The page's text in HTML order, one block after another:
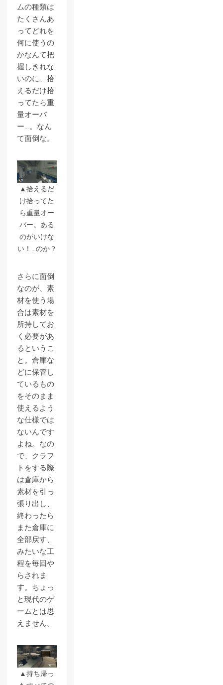
ムの種類は
たくさんあ
ってどれを
何に使うの
かなんて把
握しきれな
いのに、拾
えるだけ拾
ってたら重
量オーバ
ー…。なん
て面倒な。
▲拾えるだ
け拾ってた
ら重量オー
バー。ある
のがいけな
い！…のか？
さらに面倒
なのが、素
材を使う場
合は素材を
所持してお
く必要があ
るというこ
と。倉庫な
どに保管し
ているもの
をそのまま
使えるよう
な仕様では
ないんです
よね。なの
で、クラフ
トをする際
は倉庫から
素材を引っ
張り出し、
終わったら
また倉庫に
全部戻す、
みたいな工
程を毎回や
らされま
す。ちょっ
と現代のゲ
ームとは思
えません。
▲持ち帰っ